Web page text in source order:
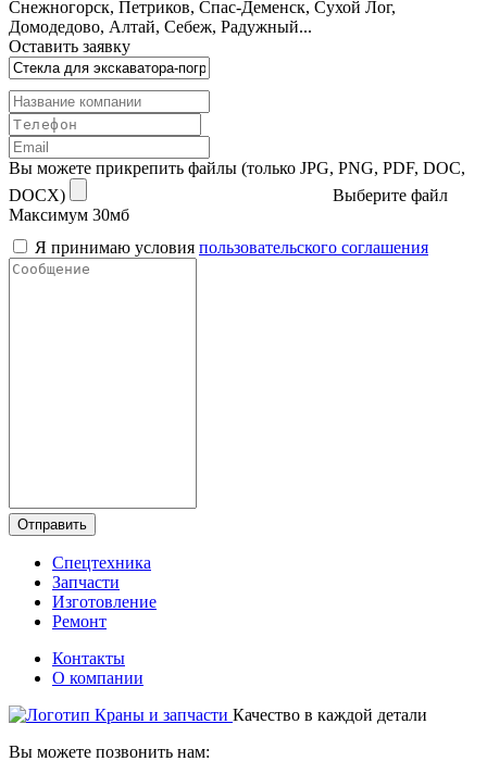
Снежногорск, Петриков, Спас-Деменск, Сухой Лог,
Домодедово, Алтай, Себеж, Радужный...
Оставить заявку
Вы можете прикрепить файлы (только JPG, PNG, PDF, DOC,
DOCX)
Выберите файл
Максимум 30мб
Я принимаю условия пользовательского соглашения
Отправить
Спецтехника
Запчасти
Изготовление
Ремонт
Контакты
О компании
Качество в каждой детали
Вы можете позвонить нам: